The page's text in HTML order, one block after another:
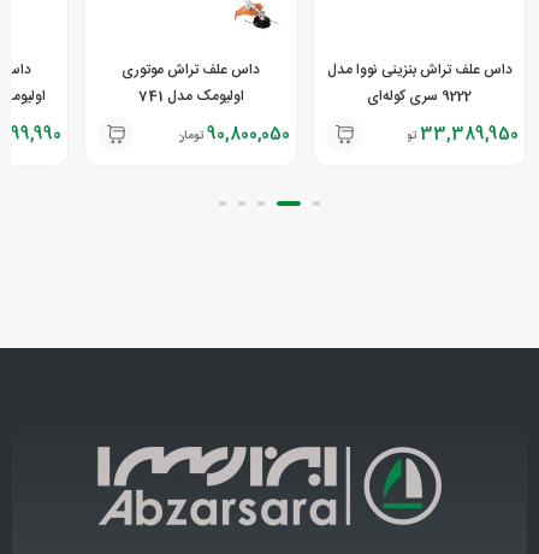
داس علف تراش بنزینی نووا مدل
9222 سری کوله‌ای
33,389,950 تومان
داس علف تراش موتوری
اولیومک مدل 741
90,800,050 تومان
داس